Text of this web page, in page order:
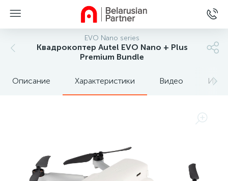
EVO Nano series
Квадрокоптер Autel EVO Nano + Plus
Premium Bundle
Описание Характеристики Видео